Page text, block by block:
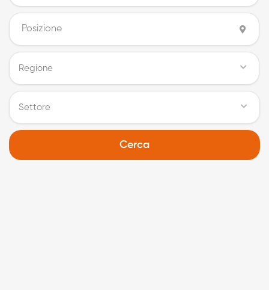
Regione
Settore
Cerca